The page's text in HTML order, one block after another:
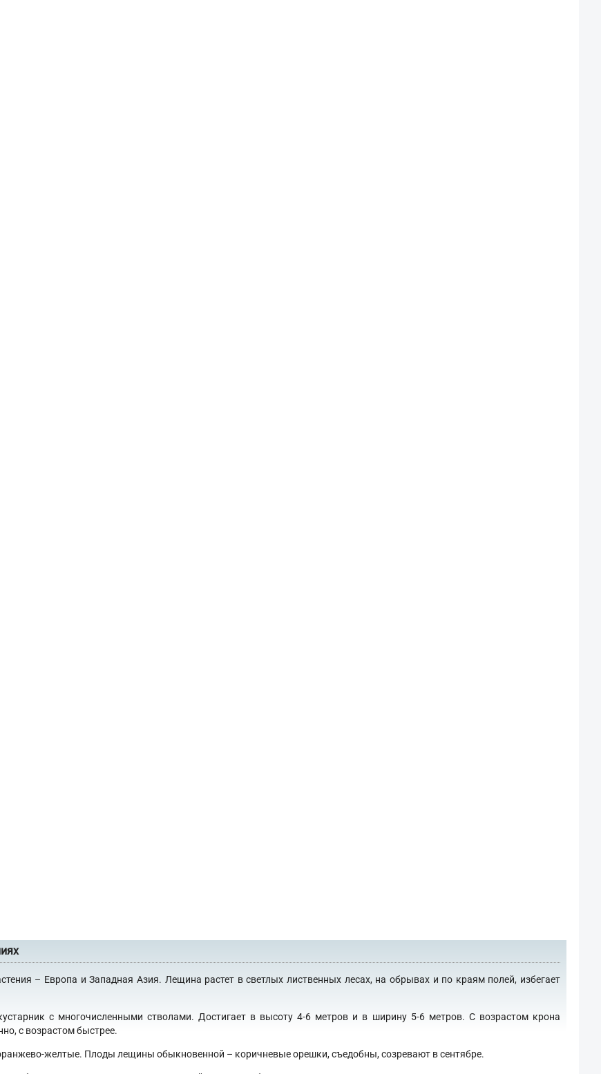
– Европа и Западная Азия. Лещина растет в светлых лиственных лесах, на обрывах и по краям полей, избегает
с многочисленными стволами. Достигает в высоту 4-6 метров и в ширину 5-6 метров. С возрастом крона
с возрастом быстрее.
желтые. Плоды лещины обыкновенной – коричневые орешки, съедобны, созревают в сентябре.